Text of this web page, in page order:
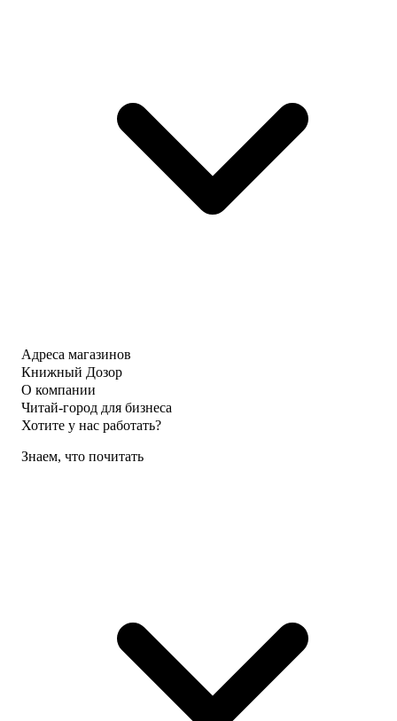
Адреса магазинов
Книжный Дозор
О компании
Читай-город для бизнеса
Хотите у нас работать?
Знаем, что почитать